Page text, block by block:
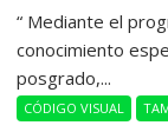
“ Mediante el
conocimiento
posgrado,...
CÓDIGO VISUAL